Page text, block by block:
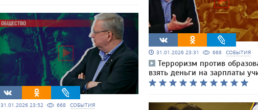
31.01.2026 23:52 668 СОБЫТИЯ
31.01.2026 23:31 668 СОБЫТИЯ
Терроризм против
взять деньги на зарплаты